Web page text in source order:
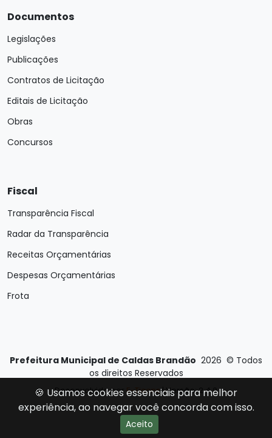
Documentos
Legislações
Publicações
Contratos de Licitação
Editais de Licitação
Obras
Concursos
Fiscal
Transparência Fiscal
Radar da Transparência
Receitas Orçamentárias
Despesas Orçamentárias
Frota
Prefeitura Municipal de Caldas Brandão 2026 © Todos
os direitos Reservados
Desenvolvido por E-Ticons| Versão: 2.4.0
🍪 Usamos cookies essenciais para melhor
experiência, ao navegar você concorda com isso.
Aceito